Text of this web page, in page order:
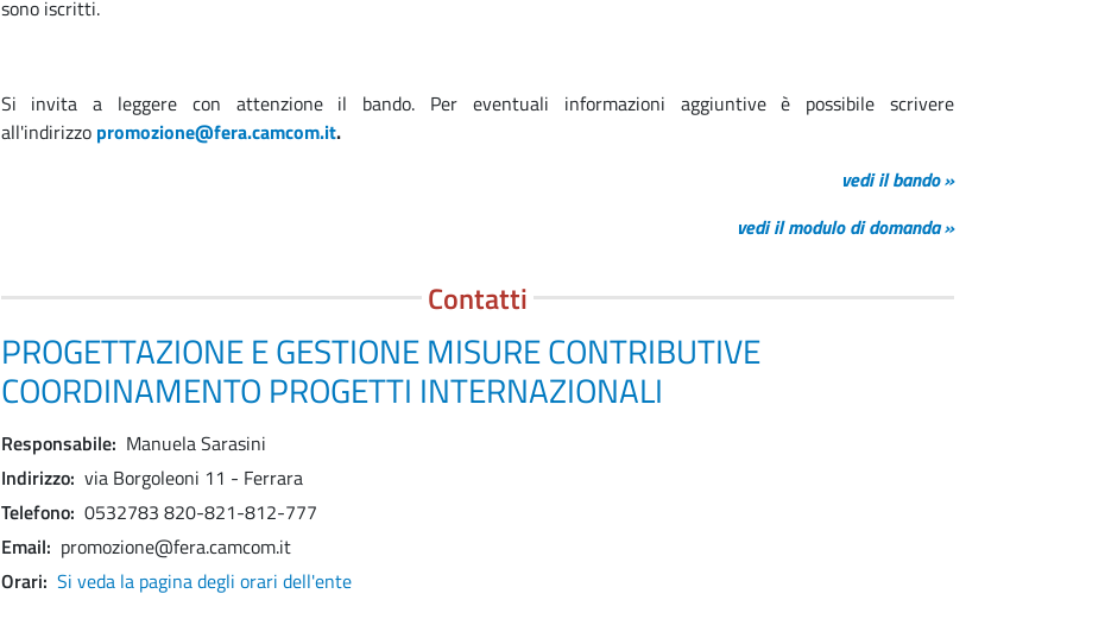
sono iscritti.
Si invita a leggere con attenzione il bando. Per eventuali informazioni aggiuntive è possibile scrivere
all'indirizzo promozione@fera.camcom.it.
vedi il bando»
vedi il modulo di domanda»
Contatti
PROGETTAZIONE E GESTIONE MISURE CONTRIBUTIVE
COORDINAMENTO PROGETTI INTERNAZIONALI
Responsabile Manuela Sarasini
Indirizzo via Borgoleoni 11 - Ferrara
Telefono 0532783 820-821-812-777
Email promozione@fera.camcom.it
Orari Si veda la pagina degli orari dell'ente